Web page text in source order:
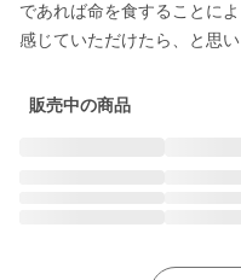
であれば命を食することに
感じていただけたら、と思い
販売中の商品